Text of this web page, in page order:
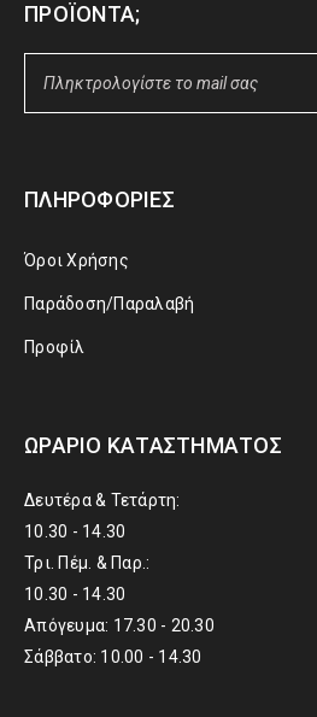
ΠΡΟΪΌΝΤΑ;
ΠΛΗΡΟΦΟΡΊΕΣ
Όροι Χρήσης
Παράδοση/Παραλαβή
Προφίλ
ΩΡΆΡΙΟ ΚΑΤΑΣΤΉΜΑΤΟΣ
Δευτέρα & Τετάρτη:
10.30 - 14.30
Τρι. Πέμ. & Παρ.:
10.30 - 14.30
Απόγευμα: 17.30 - 20.30
Σάββατο: 10.00 - 14.30